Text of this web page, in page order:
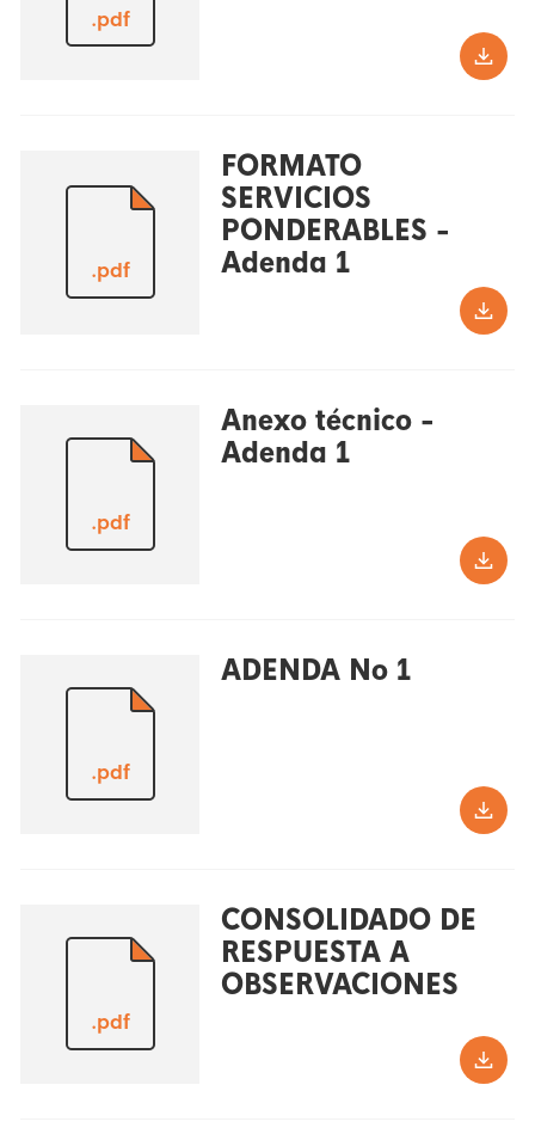
.pdf
.pdf
FORMATO
SERVICIOS
PONDERABLES -
Adenda 1
.pdf
Anexo técnico -
Adenda 1
.pdf
ADENDA No 1
.pdf
CONSOLIDADO DE
RESPUESTA A
OBSERVACIONES